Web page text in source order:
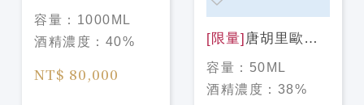
冠軍榮耀龍舌蘭1L
Clase Azul
Tequila Spirit of
Champions 1L
容量： 1000ML
酒精濃度： 40%
NT$ 80,000
[限量]唐胡里歐
1942頂級龍舌蘭
Minis瓶50ml Don
Julio 1942
容量： 50ML
酒精濃度： 38%